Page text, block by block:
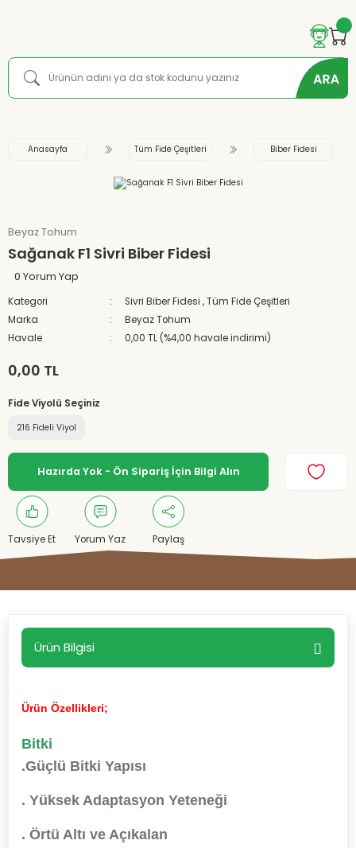
Anasayfa Tüm Fide Çeşitleri Biber Fidesi
Beyaz Tohum
Sağanak F1 Sivri Biber Fidesi
0 Yorum Yap
Kategori Sivri Biber Fidesi ,Tüm Fide Çeşitleri
Marka
Beyaz Tohum
Havale
0,00 TL (%4,00 havale indirimi)
0,00 TL
Fide Viyolü Seçiniz
216 Fideli Viyol
Hazırda Yok - Ön Sipariş İçin Bilgi Alın
Tavsiye Et Yorum Yaz Paylaş
Ürün Bilgisi
Ürün Özellikleri;
Bitki
.Güçlü Bitki Yapısı
. Yüksek Adaptasyon Yeteneği
. Örtü Altı ve Açıkalan